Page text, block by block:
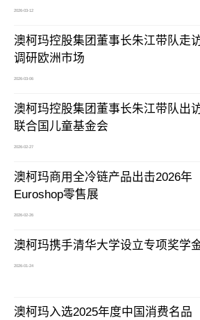
2026-03-12
澳柯玛控股集团董事长朱江带队走
调研欧洲市场
2026-03-06
澳柯玛控股集团董事长朱江带队出
联合国儿童基金会
2026-02-27
澳柯玛商用全冷链产品出击2026年
Euroshop零售展
2026-02-26
澳柯玛携手清华大学设立专项奖学
2026-01-24
澳柯玛入选2025年度中国消费名品